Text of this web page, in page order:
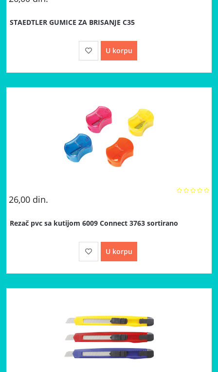
STAEDTLER GUMICE ZA BRISANJE C35
U korpu
26,00 din.
Rezač pvc sa kutijom 6009 Connect 3763 sortirano
U korpu